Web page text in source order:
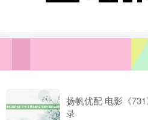
扬帆优配 电影《
录